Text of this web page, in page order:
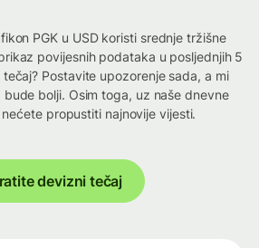
PGK u USD koristi srednje tržišne
povijesnih podataka u posljednjih 5
Postavite upozorenje sada, a mi
bolji. Osim toga, uz naše dnevne
propustiti najnovije vijesti.
devizni tečaj